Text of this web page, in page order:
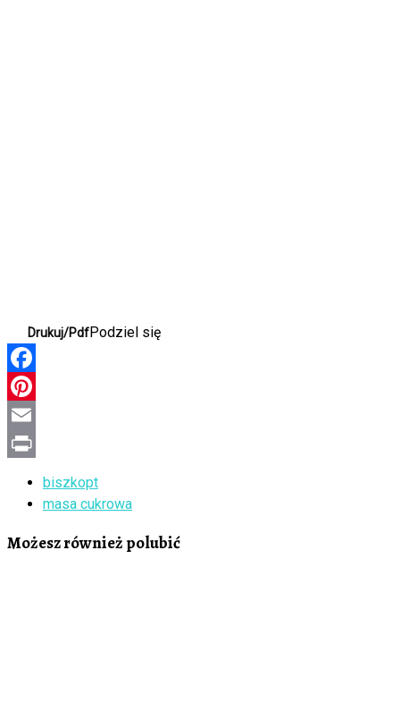
Drukuj/PdfPodziel się
Facebook
Pinterest
Email
biszkopt
masa cukrowa
Możesz również polubić